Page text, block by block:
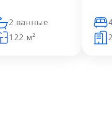
2 ванные
122 м²